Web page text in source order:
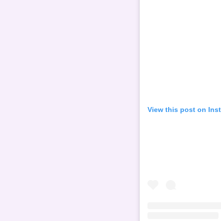
View this post on